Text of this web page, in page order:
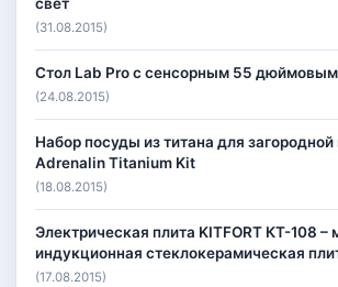
свет
(31.08.2015)
Стол Lab Pro с сенсорным 55
(24.08.2015)
Набор посуды из титана для загородной
Adrenalin Titanium Kit
(18.08.2015)
Электрическая плита KITFORT КТ-108 –
индукционная стеклокерамическая
(17.08.2015)